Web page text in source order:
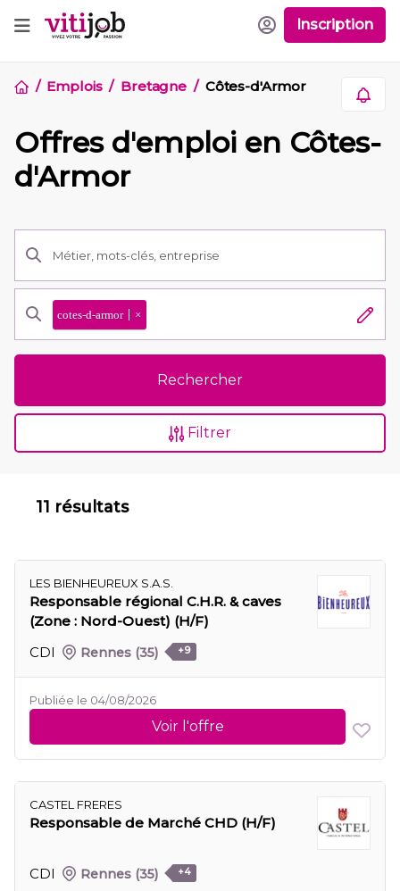
Inscription
Emplois Bretagne Côtes-d'Armor
Offres d'emploi en Côtes-
d'Armor
cotes-d-armor ×
Rechercher
Filtrer
11 résultats
LES BIENHEUREUX S.A.S.
Responsable régional C.H.R. & caves
(Zone : Nord-Ouest) (H/F)
CDI
Rennes (35) +9
Publiée le 04/08/2026
Voir l'offre
CASTEL FRERES
Responsable de Marché CHD (H/F)
CDI Rennes (35) +4